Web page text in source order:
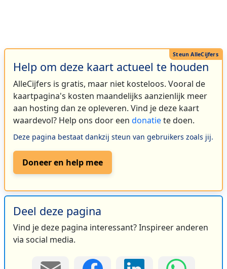
Help om deze kaart actueel te houden
AlleCijfers is gratis, maar niet kosteloos. Vooral de
kaartpagina's kosten maandelijks aanzienlijk meer
aan hosting dan ze opleveren. Vind je deze kaart
waardevol? Help ons door een donatiete doen.
Deze pagina bestaat dankzij steun van gebruikers zoals jij.
Doneer en help mee
Deel deze pagina
Vind je deze pagina interessant? Inspireer anderen
via social media.